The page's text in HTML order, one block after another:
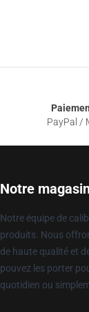
PayPal /
Notre
Notre équipe de
produits. Nous
de haute qualité et
pouvez les porter
quotidien ou